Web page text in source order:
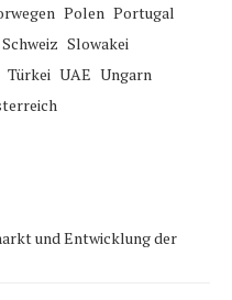
Polen Portugal
Schweiz Slowakei
Türkei UAE Ungarn
und Entwicklung der